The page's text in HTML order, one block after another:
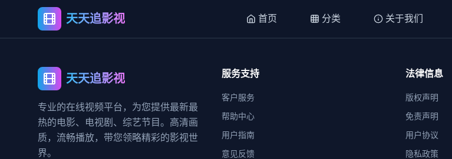
天天追影视 首页 分类 关于我们
天天追影视
专业的在线视频平台，为您提供最新最
热的电影、电视剧、综艺节目。高清画
质，流畅播放，带您领略精彩的影视世
界。
服务支持
客户服务
帮助中心
用户指南
意见反馈
法律信息
版权声明
免责声明
用户协议
隐私政策